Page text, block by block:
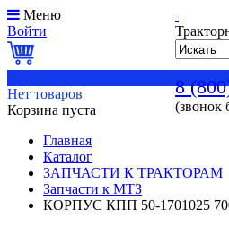
8
(звонок
Меню
Войти
Нет товаров
Корзина пуста
Главная
Каталог
ЗАПЧАСТИ К ТРАКТОРАМ
Запчасти к МТЗ
КОРПУС КПП 50-1701025